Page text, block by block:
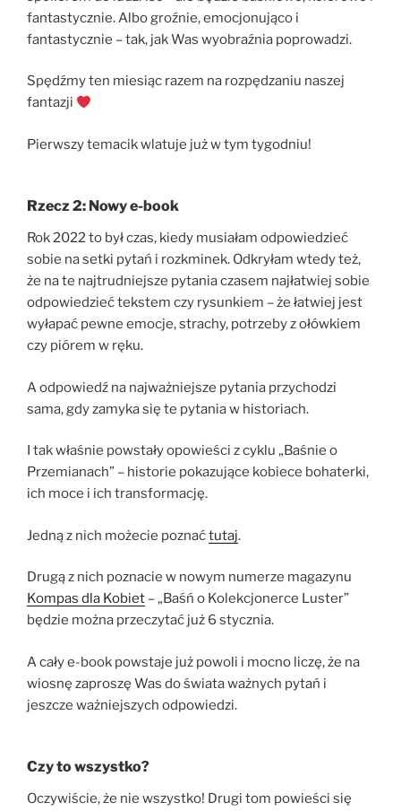
fantastycznie. Albo groźnie, emocjonująco i
fantastycznie – tak, jak Was wyobraźnia poprowadzi.
Spędźmy ten miesiąc razem na rozpędzaniu naszej
fantazji
Pierwszy temacik wlatuje już w tym tygodniu!
Rzecz 2: Nowy e-book
Rok 2022 to był czas, kiedy musiałam odpowiedzieć
sobie na setki pytań i rozkminek. Odkryłam wtedy też,
że na te najtrudniejsze pytania czasem najłatwiej sobie
odpowiedzieć tekstem czy rysunkiem – że łatwiej jest
wyłapać pewne emocje, strachy, potrzeby z ołówkiem
czy piórem w ręku.
A odpowiedź na najważniejsze pytania przychodzi
sama, gdy zamyka się te pytania w historiach.
I tak właśnie powstały opowieści z cyklu „Baśnie o
Przemianach” – historie pokazujące kobiece bohaterki,
ich moce i ich transformację.
Jedną z nich możecie poznaćtutaj.
Drugą z nich poznacie w nowym numerze magazynu
Kompas dla Kobiet – „Baśń o Kolekcjonerce Luster”
będzie można przeczytać już 6 stycznia.
A cały e-book powstaje już powoli i mocno liczę, że na
wiosnę zaproszę Was do świata ważnych pytań i
jeszcze ważniejszych odpowiedzi.
Czy to wszystko?
Oczywiście, że nie wszystko! Drugi tom powieści się